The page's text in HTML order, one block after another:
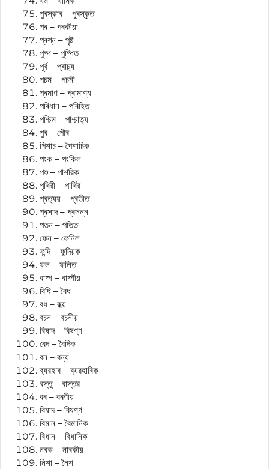
পুৰস্কাৰ – পুৰস্কৃত
পৰ – পৰকীয়া
প্ৰশ্ন – পৃষ্ট
পুষ্প – পুষ্পিত
পূৰ্ব – প্ৰাচ্য
পচম – পচমী
প্ৰমাণ – প্ৰামাণ্য
পৰিধান – পৰিহিত
পশ্চিম – পাশ্চাত্য
পুৰ – পৌৰ
পিশাচ – পৈশাচিক
পংক – পংকিল
পশু – পাশৱিক
পৃথিৱী – পাৰ্থিৱ
প্ৰত্যয় – প্ৰতীত
প্ৰসাদ – প্ৰসন্ন
পতন – পতিত
ফেন – ফেনিল
ফন্দি – ফন্দিয়ক
ফল – ফলিত
বাষ্প – বাষ্পীয়
বিধি – বৈধ
বধ – বধ্য়
বচন – বচনীয়
বিষাদ – বিষণ্ণ
বেদ – বৈদিক
বন – বন্য
ব্যৱহাৰ – ব্যৱহাৰিক
বস্তু – বাস্তৱ
বৰ – বৰণীয়
বিষাদ – বিষণ্ণ
বিমান – বৈমানিক
বিধান – বিধানিক
নৰক – নাৰকীয়
নিশা – নৈশ